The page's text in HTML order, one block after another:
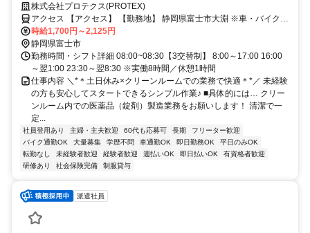
大淵｜20～50代の男女活躍中＊交通費支給＋日払いOK！履歴書&来社
不要のかんたんWEB面接OK！（PH）(PHT)/№F25
株式会社プロテクス(PROTEX)
アクセス 【アクセス】 【勤務地】 静岡県富士市大淵 ※車・バイク・
自転車通勤OK 【株式会社プロテクス 富士事務所】 静岡県富士市加島
町3-7 クボタビル2階
時給1,700円～2,125円
静岡県富士市
勤務時間・シフト詳細 08:00~08:30【3交替制】 8:00～17:00 16:00
～翌1:00 23:30～翌8:30 ※実働8時間／休憩1時間
仕事内容 ＼*＊土日休み×クリーンルームでの業務で快適＊*／ 未経験
の方も安心してスタートできるシンプル作業♪ ■具体的には… クリー
ンルーム内での医薬品（錠剤）製造業務をお願いします！ 清潔で一
定...
社員登用あり 主婦・主夫歓迎 60代も応募可 長期
フリーター歓迎
バイク通勤OK
大量募集 学歴不問 車通勤OK 即日勤務OK
平日のみOK
転勤なし
未経験者歓迎 経験者歓迎 週払いOK 即日払いOK
有資格者歓迎
研修あり
社会保険完備 制服貸与
派遣社員